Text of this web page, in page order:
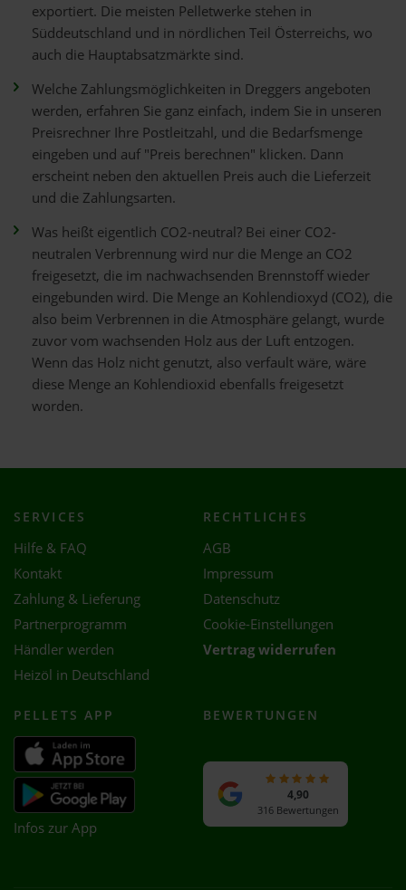
exportiert. Die meisten Pelletwerke stehen in
Süddeutschland und in nördlichen Teil Österreichs, wo
auch die Hauptabsatzmärkte sind.
Welche Zahlungsmöglichkeiten in Dreggers angeboten
werden, erfahren Sie ganz einfach, indem Sie in unseren
Preisrechner Ihre Postleitzahl, und die Bedarfsmenge
eingeben und auf "Preis berechnen" klicken. Dann
erscheint neben den aktuellen Preis auch die Lieferzeit
und die Zahlungsarten.
Was heißt eigentlich CO2-neutral? Bei einer CO2-
neutralen Verbrennung wird nur die Menge an CO2
freigesetzt, die im nachwachsenden Brennstoff wieder
eingebunden wird. Die Menge an Kohlendioxyd (CO2), die
also beim Verbrennen in die Atmosphäre gelangt, wurde
zuvor vom wachsenden Holz aus der Luft entzogen.
Wenn das Holz nicht genutzt, also verfault wäre, wäre
diese Menge an Kohlendioxid ebenfalls freigesetzt
worden.
SERVICES
Hilfe & FAQ
Kontakt
Zahlung & Lieferung
Partnerprogramm
Händler werden
Heizöl in Deutschland
RECHTLICHES
AGB
Impressum
Datenschutz
Cookie-Einstellungen
Vertrag widerrufen
PELLETS APP
Infos zur App
BEWERTUNGEN
4,90
316 Bewertungen